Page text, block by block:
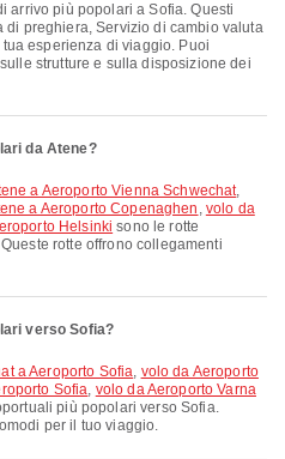
arrivo più popolari a Sofia. Questi
preghiera, Servizio di cambio valuta
esperienza di viaggio. Puoi
strutture e sulla disposizione dei
da Atene?
a Aeroporto Vienna Schwechat,
a Aeroporto Copenaghen , volo da
Helsinki sono le rotte
rotte offrono collegamenti
verso Sofia?
a Aeroporto Sofia, volo da Aeroporto
Sofia, volo da Aeroporto Varna
più popolari verso Sofia.
per il tuo viaggio.